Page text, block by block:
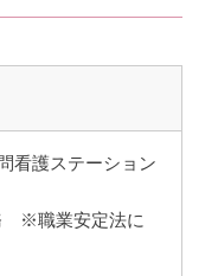
看護ステーション
※職業安定法に